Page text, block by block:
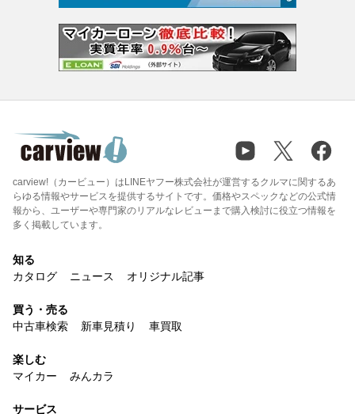
carview!（カービュー）はLINEヤフー株式会社が運営するクルマに関するあ
らゆる情報やサービスを提供するサイトです。価格やスペックなどの公式情
報から、ユーザーや専門家のリアルなレビューまで購入検討に役立つ情報を
多く掲載しています。
知る
カタログ
ニュース オリジナル記事
買う・売る
中古車検索
新車見積り 車買取
楽しむ
マイカー
みんカラ
サービス